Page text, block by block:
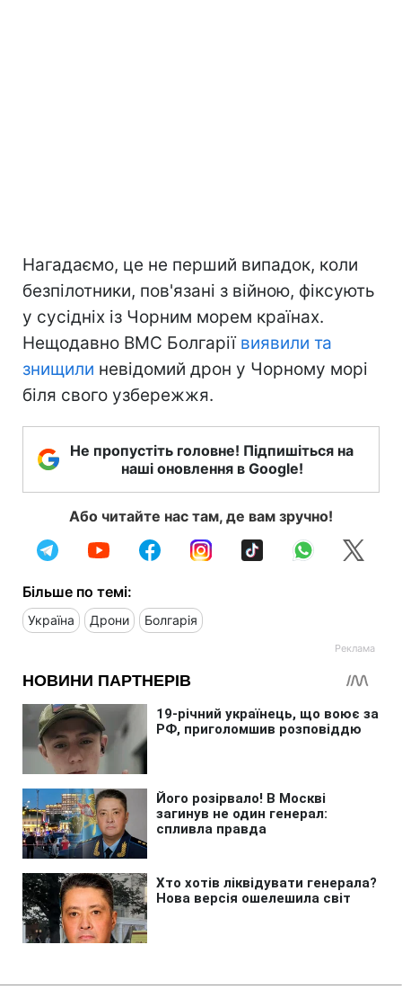
Нагадаємо, це не перший випадок, коли
безпілотники, пов'язані з війною, фіксують
у сусідніх із Чорним морем країнах.
Нещодавно ВМС Болгарії виявили та
знищили невідомий дрон у Чорному морі
біля свого узбережжя.
Не пропустіть головне! Підпишіться на
наші оновлення в Google!
Або читайте нас там, де вам зручно!
Більше по темі:
Україна Дрони Болгарія